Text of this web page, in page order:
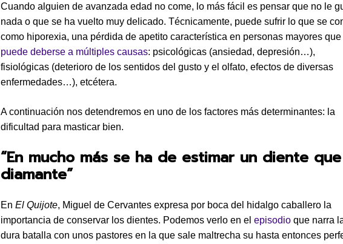
Cuando alguien de avanzada edad no come, lo más fácil es pensar que no le
nada o que se ha vuelto muy delicado. Técnicamente, puede sufrir lo que se
como hiporexia, una pérdida de apetito característica en personas mayores que
puede deberse a múltiples causas: psicológicas (ansiedad, depresión…),
fisiológicas (deterioro de los sentidos del gusto y el olfato, efectos de diversas
enfermedades…), etcétera.
A continuación nos detendremos en uno de los factores más determinantes: la
dificultad para masticar bien.
“En mucho más se ha de estimar un diente
diamante”
En El Quijote, Miguel de Cervantes expresa por boca del hidalgo caballero la
importancia de conservar los dientes. Podemos verlo en el episodio que narra
dura batalla con unos pastores en la que sale maltrecha su hasta entonces